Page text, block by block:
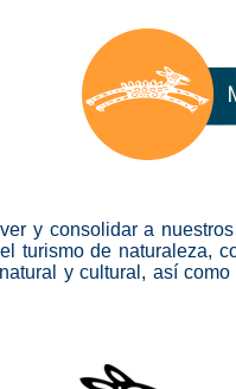
y consolidar a
turismo de naturaleza,
y cultural, así